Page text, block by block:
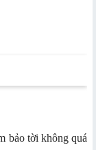
bảo tời không quá